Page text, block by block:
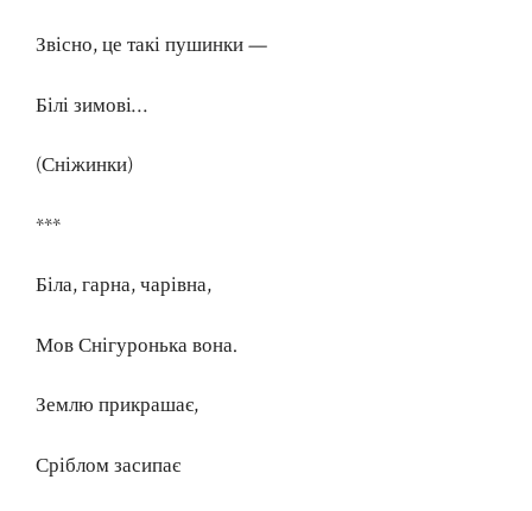
Звісно, це такі пушинки —
Білі зимові…
(Сніжинки)
***
Біла, гарна, чарівна,
Мов Снігуронька вона.
Землю прикрашає,
Сріблом засипає